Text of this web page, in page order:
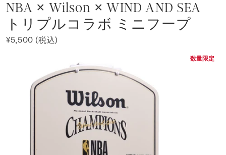
NBA × Wilson × WIND AND SEA
トリプルコラボ ミニフープ
¥5,500 (税込)
数量限定